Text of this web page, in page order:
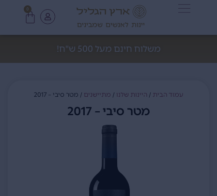
יינות לאנשים שמבינים
0
משלוח חינם מעל 500 ש"ח!
עמוד הבית / היינות שלנו / מתיישנים / מטר סיבי – 2017
מטר סיבי – 2017